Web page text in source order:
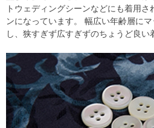
トウェディングシーンなどにも着用
ンになっています。 幅広い年齢層に
し、狭すぎず広すぎずのちょうど良い